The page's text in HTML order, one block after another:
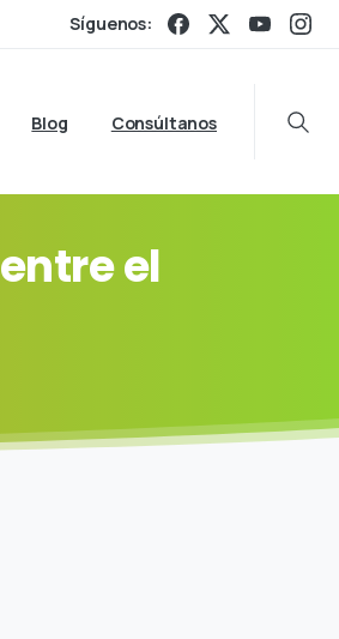
Síguenos:
Blog Consúltanos
entreel